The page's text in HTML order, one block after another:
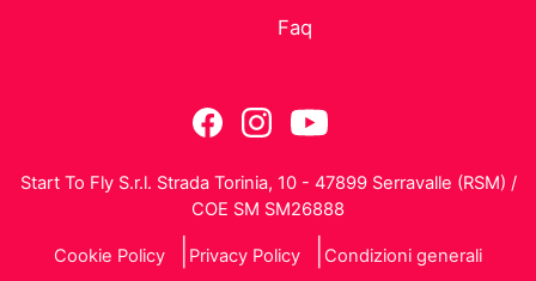
Faq
Start To Fly S.r.l. Strada Torinia, 10 - 47899 Serravalle (RSM) /
COE SM SM26888
Cookie Policy Privacy Policy Condizioni generali